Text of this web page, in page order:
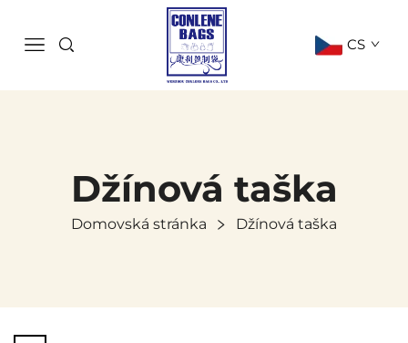
CS
Džínová taška
Domovská stránka Džínová taška